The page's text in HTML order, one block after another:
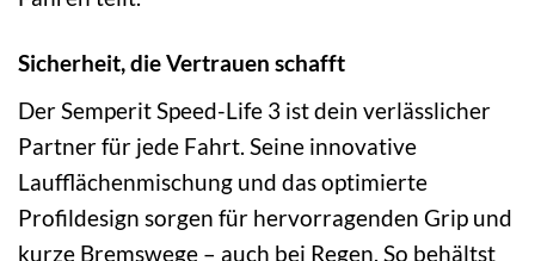
Sicherheit, die Vertrauen schafft
Der Semperit Speed-Life 3 ist dein verlässlicher
Partner für jede Fahrt. Seine innovative
Laufflächenmischung und das optimierte
Profildesign sorgen für hervorragenden Grip und
kurze Bremswege – auch bei Regen. So behältst